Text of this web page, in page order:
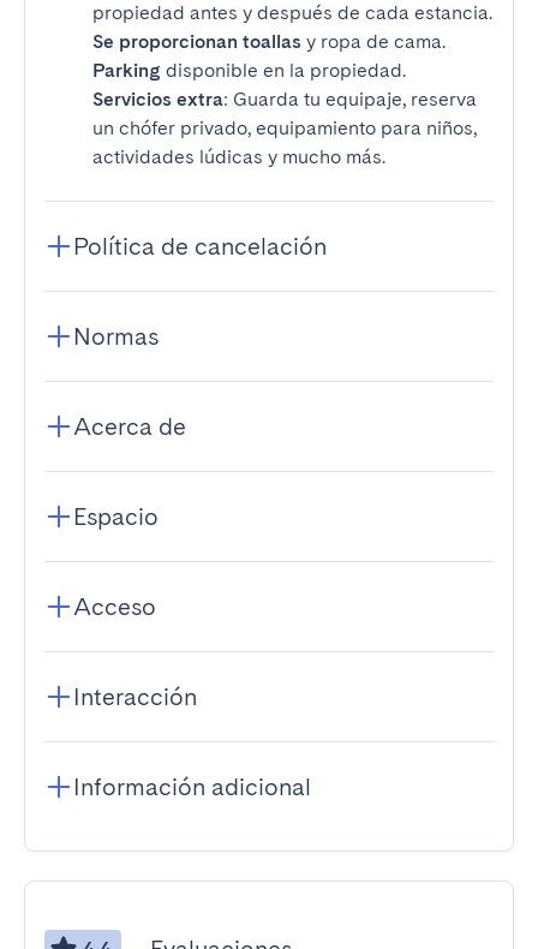
propiedad antes y después de cada estancia.
Se proporcionan toallas y ropa de cama.
Parking disponible en la propiedad.
Servicios extra: Guarda tu equipaje, reserva
un chófer privado, equipamiento para niños,
actividades lúdicas y mucho más.
Política de cancelación
Normas
Acerca de
Espacio
Acceso
Interacción
Información adicional